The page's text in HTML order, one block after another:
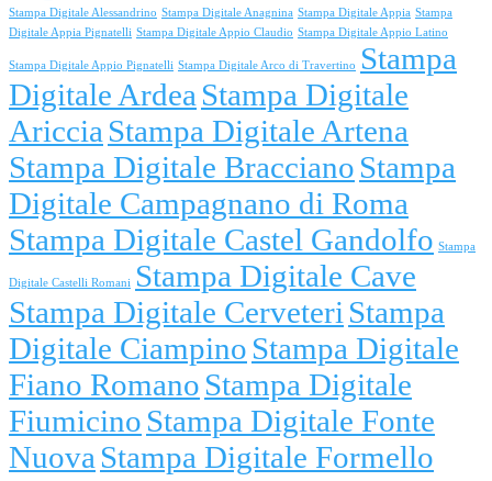
Stampa Digitale Alessandrino Stampa Digitale Anagnina Stampa Digitale Appia Stampa
Digitale Appia Pignatelli Stampa Digitale Appio Claudio Stampa Digitale Appio Latino
Stampa Digitale Appio Pignatelli Stampa Digitale Arco di Travertino
Stampa
Digitale Ardea Stampa Digitale
Ariccia Stampa Digitale Artena
Stampa Digitale Bracciano Stampa
Digitale Campagnano di Roma
Stampa Digitale Castel Gandolfo Stampa
Digitale Castelli Romani
Stampa Digitale Cave
Stampa Digitale Cerveteri Stampa
Digitale Ciampino Stampa Digitale
Fiano Romano Stampa Digitale
Fiumicino Stampa Digitale Fonte
Nuova Stampa Digitale Formello